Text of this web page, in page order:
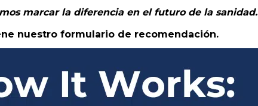
marcar la diferencia en el futuro de la sanidad.
nuestro formulario de recomendación.